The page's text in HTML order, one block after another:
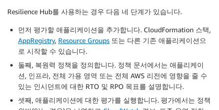
Resilience Hub를 사용하는 경우 다음 네 단계가 있습니다.
먼저 평가할 애플리케이션을 추가합니다. CloudFormation 스택,
AppRegistry, Resource Groups 또는 다른 기존 애플리케이션으
로 시작할 수 있습니다.
둘째, 복원력 정책을 정의합니다. 정책 문서에서는 애플리케이
션, 인프라, 전체 가용 영역 또는 전체 AWS 리전에 영향을 줄 수
있는 인시던트에 대한 RTO 및 RPO 목표를 설명합니다.
셋째, 애플리케이션에 대한 평가를 실행합니다. 평가에서는 정책